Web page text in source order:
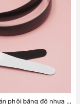
Miếng dán phôi băng đô nhựa - 4cm